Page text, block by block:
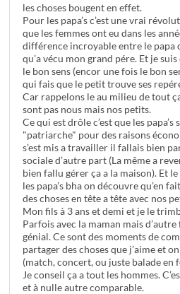
les choses bougent en effet.
Pour les papa’s c’est une vrai
que les femmes ont eu dans les
différence incroyable entre le papa
qu’a vécu mon grand pére. Et je
le bon sens (encor une fois le bon
qui fais que le petit trouve ses
Car rappelons le au milieu de tout
sont pas nous mais nos petits.
Ce qui est drôle c’est que les
"patriarche" pour des raisons
s’est mis a travailler il fallais bien
sociale d’autre part (La même a
bien fallu gérer ça a la maison). Et
les papa’s bha on découvre qu’en
des choses en tête a tête avec nos
Mon fils à 3 ans et demi et je le
Parfois avec la maman mais d’autre
génial. Ce sont des moments de
partager des choses que j’aime et
(match, concert, ou juste balade en
Je conseil ça a tout les hommes.
et à nulle autre comparable.